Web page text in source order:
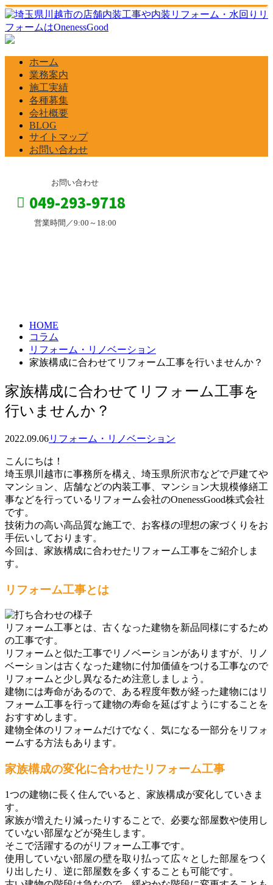
ホーム
業務案内
施工実績
各種募集
会社概要
BLOG
サイトマップ
お問い合わせ
お問い合わせ
049-293-9718
営業時間／9:00～18:00
HOME
コラム
リフォーム・リノベーション
家族構成に合わせてリフォーム工事を行いませんか？
家族構成に合わせてリフォーム工事を
行いませんか？
2022.09.06リフォーム・リノベーション
こんにちは！
埼玉県川越市に事務所を構え、埼玉県所沢市などで戸建てや
マンション、店舗などの内装工事、マンション大規模修繕工
事などを行っているリフォーム会社のOnenessGood株式会社
です。
技術力の高い高品質な施工で、お客様の理想の家づくりをお
手伝いしております。
今回は、家族構成に合わせたリフォーム工事をご紹介しま
す。
リフォーム工事とは
リフォーム工事とは、古くなった建物を新品同様にするため
の工事です。
リフォームと似た工事でリノベーションがありますが、リノ
ベーションは古くなった建物に付加価値をつける工事なので
リフォームと少し異なるため注意しましょう。
建物には寿命があるので、ある程度年数が経った建物にはリ
フォーム工事を行って建物の寿命を延ばすようにすることを
おすすめします。
建物全体のリフォームだけでなく、気になる一部分をリフォ
ームする方法もあります。
家族構成の変化に合わせたリフォーム工事
1つの建物に長く住んでいると、家族構成が変化していきま
す。
家族が増えたり減ったりすることで、必要な部屋数や使用し
ていない部屋などが発生します。
そこで活躍するのがリフォーム工事です。
使用していない部屋の壁を取り払って広々とした部屋をつく
り出したり、逆に部屋数を多くすることも可能です。